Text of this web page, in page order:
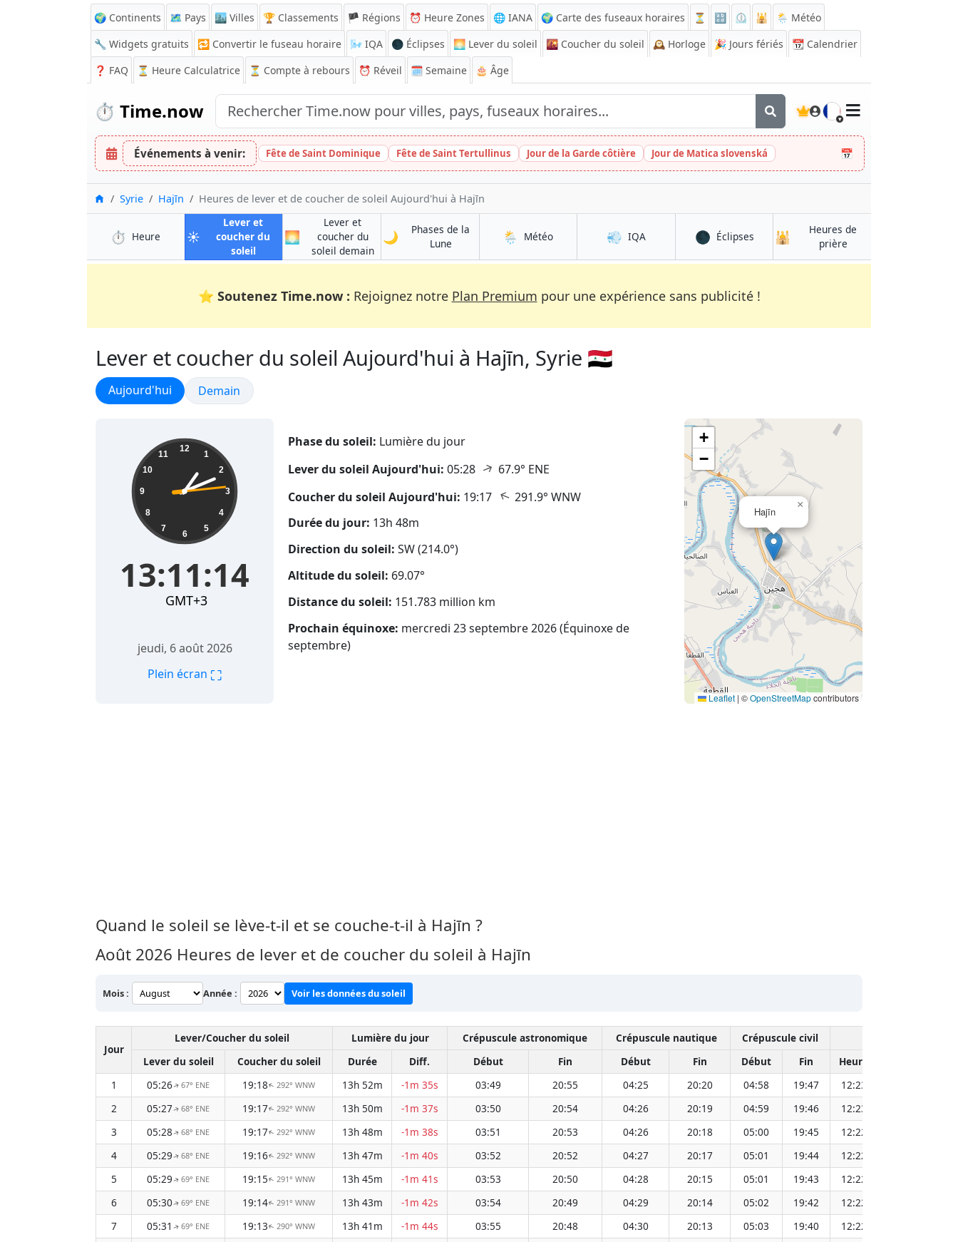
🌍 Continents 🗺️ Pays 🏙️ Villes 🏆 Classements 🏴 Régions ⏰ Heure Zones 🌐 IANA 🌍 Carte des fuseaux horaires ⏳ 🔡 ⏲️ 🕌
🌦️ Météo
🔧 Widgets gratuits
🔁 Convertir le fuseau horaire 🌬️ IQA 🌑 Éclipses 🌅 Lever du soleil 🌇 Coucher du soleil 🕰️ Horloge 🎉 Jours fériés 📆 Calendrier
❓ FAQ ⏳ Heure Calculatrice ⏳ Compte à rebours ⏰ Réveil 🗓️ Semaine 🎂 Âge
⏱️ Time.now 🇫🇷
Événements à venir: Fête de Saint Dominique Fête de Saint Tertullinus Jour de la Garde côtière Jour de Matica slovenská 📅
Accueil
Syrie Hajīn Heures de lever et de coucher de soleil Aujourd'hui à Hajīn
⏱️ Heure à Hajīn☀️
Lever et
coucher du
soleilà Hajīn
🌅
Lever et
coucher du
soleil demainà Hajīn
🌙
Phases de la
Luneà Hajīn 🌦️ Météoà Hajīn 💨 IQAà Hajīn 🌑 Éclipsesà Hajīn
🕌
Heures de
prièreà Hajīn
⭐ Soutenez Time.now : Rejoignez notre Plan Premium pour une expérience sans publicité !
Lever et coucher du soleil Aujourd'hui à Hajīn, Syrie 🇸🇾
Lever et coucher du soleil
Aujourd'hui Lever et coucher du soleil
Demain
13:11:15 12
1
2
3
4
5
6
7
8
9
10
11
13:11:15
GMT+3
jeudi, 6 août 2026
Plein écran ⛶
Phase du soleil: Lumière du jour
Lever du soleil Aujourd'hui: 05:28 ↑ 67.9° ENE
Coucher du soleil Aujourd'hui: 19:17 ↑ 291.9° WNW
Durée du jour: 13h 48m
Direction du soleil: SW (214.0°)
Altitude du soleil: 69.07°
Distance du soleil: 151.783 million km
Prochain équinoxe: mercredi 23 septembre 2026 (Équinoxe de
septembre)
Hajīn
×
+
−
Leaflet | ©OpenStreetMapcontributors
Quand le soleil se lève-t-il et se couche-t-il à Hajīn ?
Août 2026 Heures de lever et de coucher du soleil à Hajīn
Mois : Année : Voir les données du soleil
Jour
Lever/Coucher du soleil Lumière du jour Crépuscule astronomique Crépuscule nautique Crépuscule civil
Lever du soleil
Coucher du soleil Durée Diff. Début Fin Début Fin Début Fin Heure
1
05:26↑67° ENE 19:18↑ 292° WNW 13h 52m -1m 35s 03:49 20:55 04:25 20:20 04:58 19:47 12:23
2
05:27↑68° ENE 19:17↑ 292° WNW 13h 50m -1m 37s 03:50 20:54 04:26 20:19 04:59 19:46 12:23
3
05:28↑68° ENE 19:17↑ 292° WNW 13h 48m -1m 38s 03:51 20:53 04:26 20:18 05:00 19:45 12:22
4
05:29↑68° ENE 19:16↑ 292° WNW 13h 47m -1m 40s 03:52 20:52 04:27 20:17 05:01 19:44 12:22
5
05:29↑69° ENE 19:15↑ 291° WNW 13h 45m -1m 41s 03:53 20:50 04:28 20:15 05:01 19:43 12:22
6
05:30↑69° ENE 19:14↑ 291° WNW 13h 43m -1m 42s 03:54 20:49 04:29 20:14 05:02 19:42 12:22
7
05:31 ↑69° ENE 19:13↑ 290° WNW 13h 41m -1m 44s 03:55 20:48 04:30 20:13 05:03 19:40 12:22